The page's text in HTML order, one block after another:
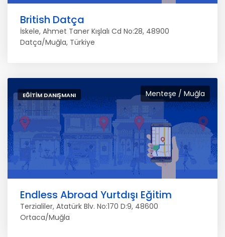
British Datça
İskele, Ahmet Taner Kışlalı Cd No:28, 48900
Datça/Muğla, Türkiye
Menteşe / Muğla
EĞITIM DANIŞMANI
Endless Abroad Yurtdışı Eğitim
Terzialiler, Atatürk Blv. No:170 D:9, 48600
Ortaca/Muğla